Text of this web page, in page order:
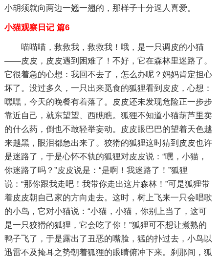
小胡须就向两边一翘一翘的，那样子十分逗人喜爱。
小猫观察日记 篇6
喵喵喵，救救我，救救我！哦，是一只调皮的小猫
——皮皮，皮皮遇到困难了！不好，它在森林里迷路了。
它很着急的心想：我回不去了，怎么办呢？妈妈肯定担心
坏了。没过多久，一只出来觅食的狐狸看到皮皮，心想：
嘿嘿，今天的晚餐有着落了。皮皮还未发现危险正一步步
靠近自己，就东望望、西瞧瞧。狐狸不知道小猫葫芦里卖
的什么药，倒也不敢轻举妄动。皮皮眼巴巴的望着天色越
来越黑，眼泪都急出来了。狡猾的狐狸这时猜到皮皮也许
是迷路了，于是心怀不轨的狐狸对皮皮说：“嘿，小猫，
你迷路了吗？”皮皮说是：“是啊！我迷路了！”狐狸
说：“那你跟我走吧！我带你走出这片森林！”可是狐狸带
着皮皮朝自己家的方向走去。这时，树上飞来一只会唱歌
的小鸟，它对小猫说：“小猫，小猫，你别上当了，这可
是一只狡猾的狐狸，它会吃了你！”狐狸可不想让煮熟的
鸭子飞了，于是露出了丑恶的嘴脸，猛的扑过去，小鸟以
迅雷不及掩耳之势朝着狐狸的眼睛俯冲下来。刹那间，狐